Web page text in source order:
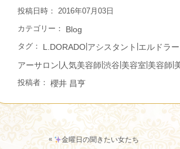
投稿日時： 2016年07月03日
カテゴリー： Blog
タグ： L.DORADO アシスタント エルドラ
アーサロン 人気美容師 渋谷 美容室 美容師
投稿者： 櫻井 昌亨
« 金曜日の聞きたい女たち